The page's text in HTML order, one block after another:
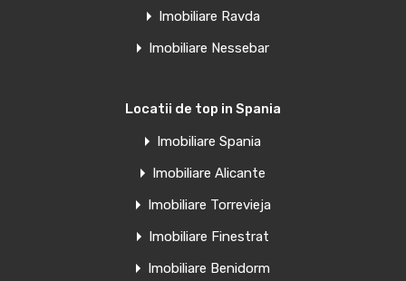
€185,000 Euro
Penthouse de vanzare in Torrevieja,
42
mp
Imobiliare Ravda
Imobiliare Nessebar
Locatii de top in Spania
Imobiliare Spania
Imobiliare Alicante
Imobiliare Torrevieja
Imobiliare Finestrat
Imobiliare Benidorm